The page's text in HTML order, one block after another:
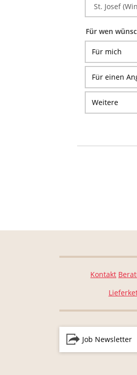
Für wen
Für mich
Für einen
Weitere
Kontakt
Job Newsletter